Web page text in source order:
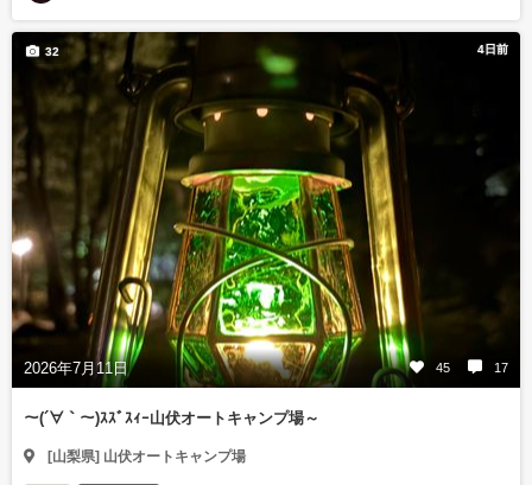
4日前
2026年7月11日 45 17
32
～(´∀｀～)ｽｽﾞｽｨｰ山伏オートキャンプ場～
[山梨県] 山伏オートキャンプ場